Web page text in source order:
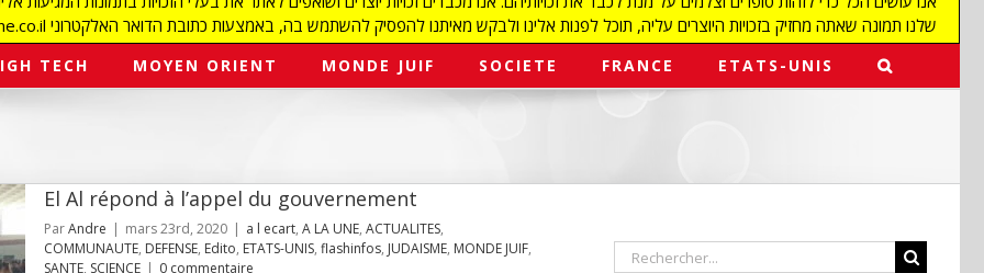
redaction@israelmagazine.co.il שלנו תמונה שאתה מחזיק בזכויות היוצרים עליה, תוכל לפנות אלינו ולבקש מאיתנו להפסיק להשתמש בה, באמצעות כתובת הדואר האלקטרוני
TECH MOYEN ORIENT MONDE JUIF SOCIETE FRANCE ETATS-UNIS
El Al répond à l’appel du gouvernement
ParAndre | mars 23rd, 2020 | a l ecart, A LA UNE, ACTUALITES,
COMMUNAUTE, DEFENSE, Edito, ETATS-UNIS, flashinfos, JUDAISME, MONDE JUIF,
SANTE, SCIENCE | 0 commentaire
Rechercher: